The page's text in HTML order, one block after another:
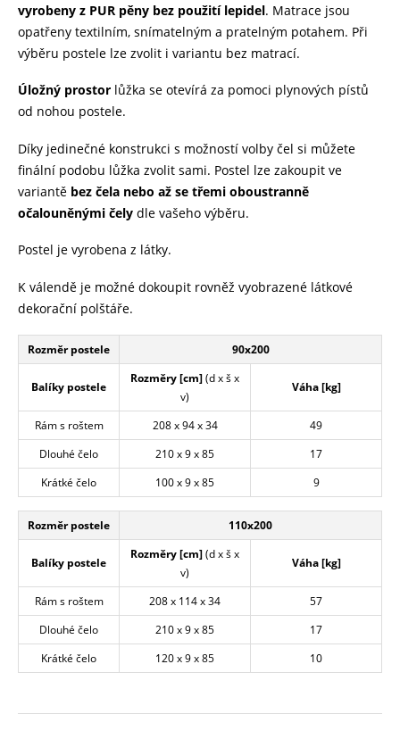
vyrobeny z PUR pěny bez použití lepidel. Matrace jsou
opatřeny textilním, snímatelným a pratelným potahem. Při
výběru postele lze zvolit i variantu bez matrací.
Úložný prostor lůžka se otevírá za pomoci plynových pístů
od nohou postele.
Díky jedinečné konstrukci s možností volby čel si můžete
finální podobu lůžka zvolit sami. Postel lze zakoupit ve
variantě bez čela nebo až se třemi oboustranně
očalouněnými čely dle vašeho výběru.
Postel je vyrobena z látky.
K válendě je možné dokoupit rovněž vyobrazené látkové
dekorační polštáře.
Rozměr postele 90x200
Balíky postele
Rozměry [cm](d x š x
v)
Váha [kg]
Rám s roštem 208 x 94 x 34
49
Dlouhé čelo
210 x 9 x 85
17
Krátké čelo
100 x 9 x 85 9
Rozměr postele 110x200
Balíky postele
Rozměry [cm](d x š x
v)
Váha [kg]
Rám s roštem 208 x 114 x 34
57
Dlouhé čelo
210 x 9 x 85
17
Krátké čelo
120 x 9 x 85 10